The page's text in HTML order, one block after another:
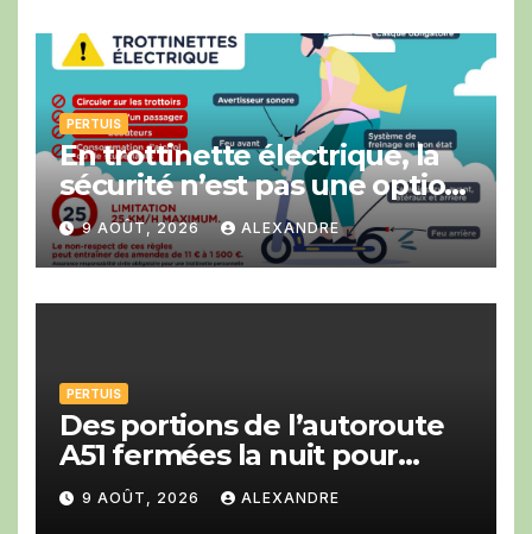
PERTUIS
En trottinette électrique, la
sécurité n’est pas une option
!
9 AOÛT, 2026 ALEXANDRE
PERTUIS
Des portions de l’autoroute
A51 fermées la nuit pour
travaux en direction de Gap
et d’Aix-en-Provence
9 AOÛT, 2026 ALEXANDRE